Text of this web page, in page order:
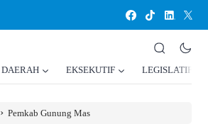
DAERAH EKSEKUTIF LEGISLATIF
› Pemkab Gunung Mas